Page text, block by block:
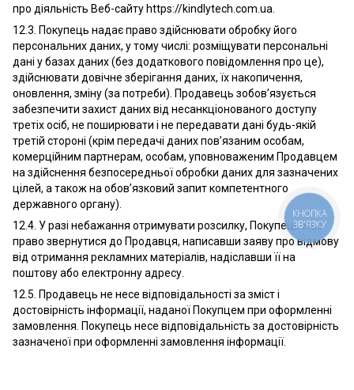
про діяльність Веб-сайту https://kindlytech.com.ua.
12.3. Покупець надає право здійснювати обробку його
персональних даних, у тому числі: розміщувати персональні
дані у базах даних (без додаткового повідомлення про це),
здійснювати довічне зберігання даних, їх накопичення,
оновлення, зміну (за потреби). Продавець зобов’язується
забезпечити захист даних від несанкціонованого доступу
третіх осіб, не поширювати і не передавати дані будь-якій
третій стороні (крім передачі даних пов’язаним особам,
комерційним партнерам, особам, уповноваженим Продавцем
на здійснення безпосередньої обробки даних для зазначених
цілей, а також на обов’язковий запит компетентного
державного органу).
12.4. У разі небажання отримувати розсилку, Покупець має
право звернутися до Продавця, написавши заяву про відмову
від отримання рекламних матеріалів, надіславши її на
поштову або електронну адресу.
12.5. Продавець не несе відповідальності за зміст і
достовірність інформації, наданої Покупцем при оформленні
замовлення. Покупець несе відповідальність за достовірність
зазначеної при оформленні замовлення інформації.
КНОПКА
ЗВ'ЯЗКУ